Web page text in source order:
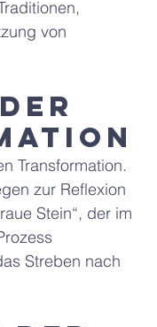
von
Transformation.
zur Reflexion
Stein“, der im
Streben nach